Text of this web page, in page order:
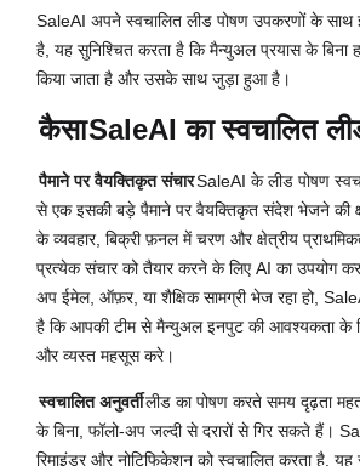
SaleAI अपने स्वचालित लीड पोषण उपकरणों के साथ
है, यह सुनिश्चित करता है कि मैन्युअल प्रयास के बिना
किया जाता है और उसके साथ जुड़ा हुआ है।
कैसाSaleAI का स्वचालित
पैमाने पर वैयक्तिकृत संचारSaleAI के लीड पोषण
से एक इसकी बड़े पैमाने पर वैयक्तिकृत संदेश भेजने की
के व्यवहार, बिक्री फ़नल में चरण और क्षेत्रीय
प्रत्येक संचार को तैयार करने के लिए AI का उपयोग
अप ईमेल, ऑफ़र, या शैक्षिक सामग्री भेज रहा हो,
है कि आपकी टीम से मैन्युअल इनपुट की आवश्यकता के
और व्यस्त महसूस करे।
स्वचालित अनुवर्तीलीड का पोषण करते समय दृढ़ता
के बिना, फॉलो-अप जल्दी से दरारों से गिर सकते हैं।
रिमाइंडर और नोटिफिकेशन को स्वचालित करता है, यह